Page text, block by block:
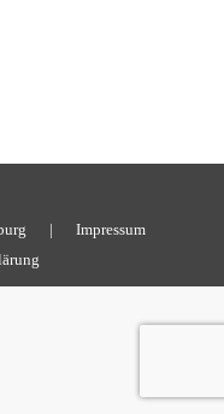
| Impressum